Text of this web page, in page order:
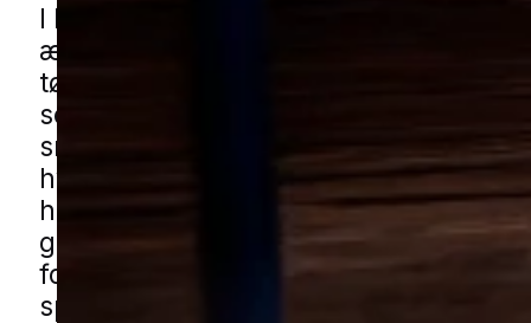
I blandede boligområder med både
ældre huse kan hvepse finde små
tørre hulrum i bygninger og
ses ofte ved carporte, haveskure og
småbygninger, eller i rolige og
hvor man opholder sig meget
haven. Du kan få hvepsehjælp i
gennem vores lokale partnere.
formularen, så forbinder vi dig med
specialist.